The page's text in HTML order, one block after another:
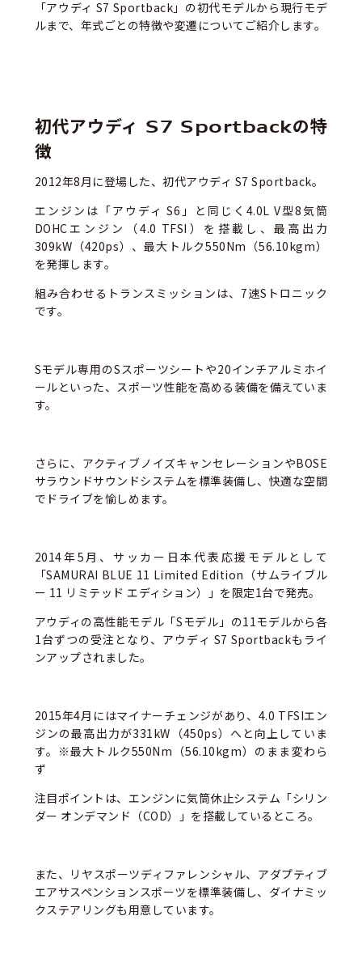
「アウディ S7 Sportback」の初代モデルから現行モデ
ルまで、年式ごとの特徴や変遷についてご紹介します。
初代アウディ S7 Sportbackの特
徴
2012年8月に登場した、初代アウディ S7 Sportback。
エンジンは「アウディ S6」と同じく4.0L V型8気筒
DOHCエンジン（4.0 TFSI）を搭載し、最高出力
309kW（420ps）、最大トルク550Nm（56.10kgm）
を発揮します。
組み合わせるトランスミッションは、7速Sトロニック
です。
Sモデル専用のSスポーツシートや20インチアルミホイ
ールといった、スポーツ性能を高める装備を備えていま
す。
さらに、アクティブノイズキャンセレーションやBOSE
サラウンドサウンドシステムを標準装備し、快適な空間
でドライブを愉しめます。
2014年5月、サッカー日本代表応援モデルとして
「SAMURAI BLUE 11 Limited Edition（サムライブル
ー 11 リミテッド エディション）」を限定1台で発売。
アウディの高性能モデル「Sモデル」の11モデルから各
1台ずつの受注となり、アウディ S7 Sportbackもライ
ンアップされました。
2015年4月にはマイナーチェンジがあり、4.0 TFSIエン
ジンの最高出力が331kW（450ps）へと向上していま
す。※最大トルク550Nm（56.10kgm）のまま変わら
ず
注目ポイントは、エンジンに気筒休止システム「シリン
ダー オンデマンド（COD）」を搭載しているところ。
また、リヤスポーツディファレンシャル、アダプティブ
エアサスペンションスポーツを標準装備し、ダイナミッ
クステアリングも用意しています。